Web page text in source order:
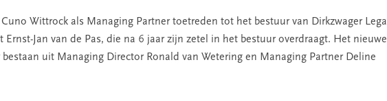
Cuno Wittrock als Managing Partner toetreden tot het bestuur van Dirkzwager Legal
Ernst-Jan van de Pas, die na 6 jaar zijn zetel in het bestuur overdraagt. Het nieuwe
bestaan uit Managing Director Ronald van Wetering en Managing Partner Deline